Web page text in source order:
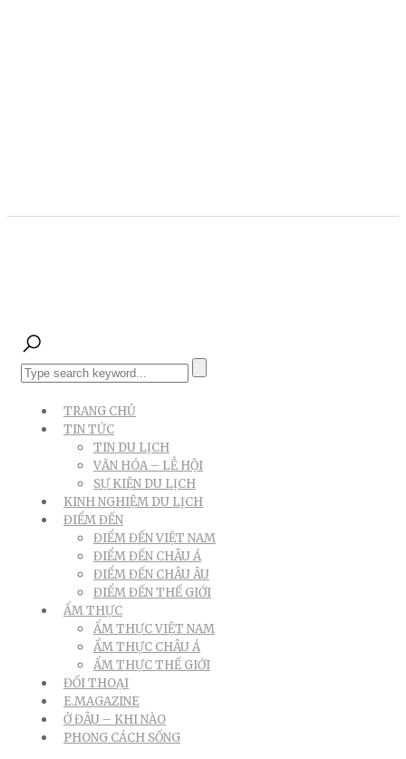
TRANG CHỦ
TIN TỨC
TIN DU LỊCH
VĂN HÓA – LỄ HỘI
SỰ KIỆN DU LỊCH
KINH NGHIỆM DU LỊCH
ĐIỂM ĐẾN
ĐIỂM ĐẾN VIỆT NAM
ĐIỂM ĐẾN CHÂU Á
ĐIỂM ĐẾN CHÂU ÂU
ĐIỂM ĐẾN THẾ GIỚI
ẨM THỰC
ẨM THỰC VIỆT NAM
ẨM THỰC CHÂU Á
ẨM THỰC THẾ GIỚI
ĐỐI THOẠI
E.MAGAZINE
Ở ĐÂU – KHI NÀO
PHONG CÁCH SỐNG